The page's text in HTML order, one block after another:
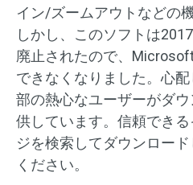
イン/ズームアウトなどの
しかし、このソフトは
廃止されたので、
できなくなりました。心
部の熱心なユーザーがダ
供しています。信頼でき
ジを検索してダウンロー
ください。